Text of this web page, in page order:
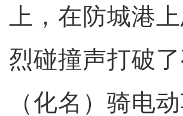
上，在防城港
烈碰撞声打破
（化名）骑电